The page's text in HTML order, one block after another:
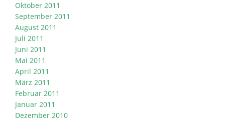
Oktober 2011
September 2011
August 2011
Juli 2011
Juni 2011
Mai 2011
April 2011
März 2011
Februar 2011
Januar 2011
Dezember 2010